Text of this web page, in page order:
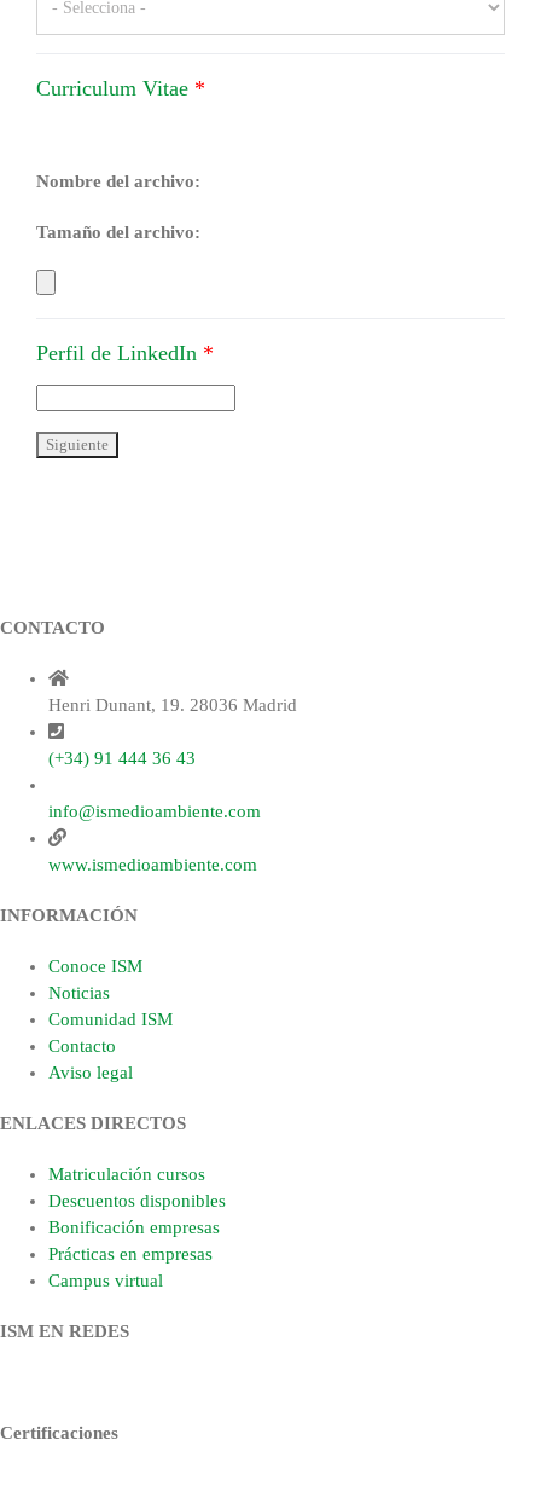
Curriculum Vitae *
Nombre del archivo:
Tamaño del archivo:
Perfil de LinkedIn *
CONTACTO
Henri Dunant, 19. 28036 Madrid
(+34) 91 444 36 43
info@ismedioambiente.com
www.ismedioambiente.com
INFORMACIÓN
Conoce ISM
Noticias
Comunidad ISM
Contacto
Aviso legal
ENLACES DIRECTOS
Matriculación cursos
Descuentos disponibles
Bonificación empresas
Prácticas en empresas
Campus virtual
ISM EN REDES
Certificaciones